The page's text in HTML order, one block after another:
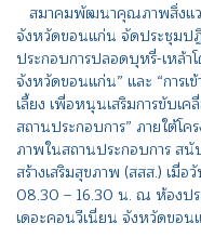
สมาคมพัฒนาคุณภาพสิ่งแว
จังหวัดขอนแก่น จัดประชุมป
ประกอบการปลอดบุหรี่-เหล้
จังหวัดขอนแก่น” และ “การเ
เลี้ยง เพื่อหนุนเสริมการขับเ
สถานประกอบการ” ภายใต้โคร
ภาพในสถานประกอบการ ส
สร้างเสริมสุขภาพ (สสส.) เมื่
08.30 – 16.30 น. ณ ห้องป
เดอะคอนวีเนี่ยน จังหวัดขอน